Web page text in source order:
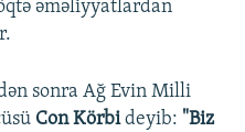
əməliyyatlardan
sonra Ağ Evin Milli
Con Körbideyib: "Biz